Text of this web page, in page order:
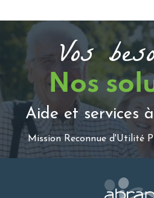
Vos
Nos
Aide et services
Mission Reconnue d'Utilité